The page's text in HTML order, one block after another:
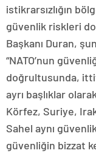
istikrarsızlığın
güvenlik riskleri
Başkanı Duran,
“NATO’nun
doğrultusunda,
ayrı başlıklar
Körfez, Suriye,
Sahel aynı
güvenliğin bizzat